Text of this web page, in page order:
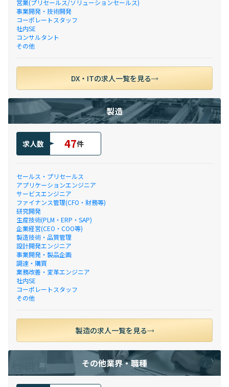
営業(プリセールス/ソリューションセールス)
事業開発・技術開発
コーポレートスタッフ
社内SE
コンサルタント
その他
DX・ITの求人一覧を見る
製造
求人数 47件
セールス・プリセールス
アプリケーションエンジニア
サービスエンジニア
ファイナンス管理(CFO・財務等)
研究開発
生産技術(PLM・ERP・SAP)
企業経営(CEO・COO等)
製造技術・品質管理
設計開発エンジニア
事業開発・製品企画
調達・購買
業務改善・変革エンジニア
社内SE
コーポレートスタッフ
その他
製造の求人一覧を見る
その他業界・職種